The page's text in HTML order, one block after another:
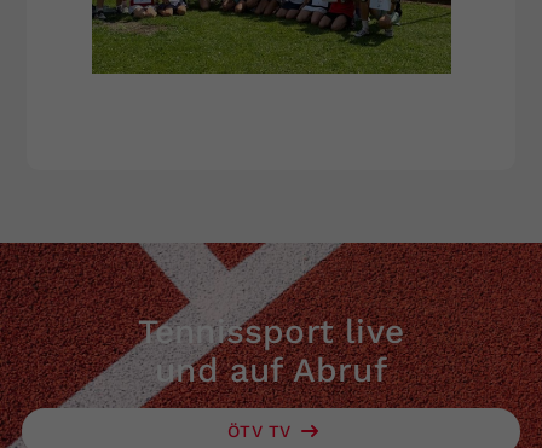
Tennissport live
und auf Abruf
ÖTV TV